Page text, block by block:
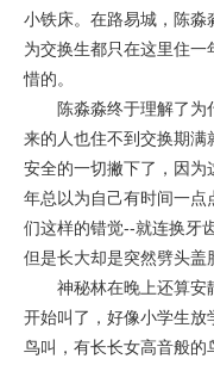
小铁床。在路易城，陈淼
为交换生都只在这里住
惜的。
陈淼淼终于理解了为什
来的人也住不到交换期满
安全的一切撇下了，因
年总以为自己有时间一
们这样的错觉--就连换牙
但是长大却是突然劈头盖
神秘林在晚上还算安
开始叫了，好像小学生放
鸟叫，有长长女高音般